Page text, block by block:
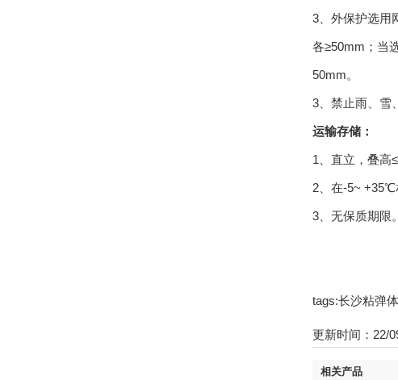
3、外保护选用
各≥50mm；当
50mm。
3、禁止雨、雪
运输存储：
1、直立，叠高
2、在-5~ +35℃
3、无保质期限。
tags:长沙粘弹
更新时间：22/
相关产品